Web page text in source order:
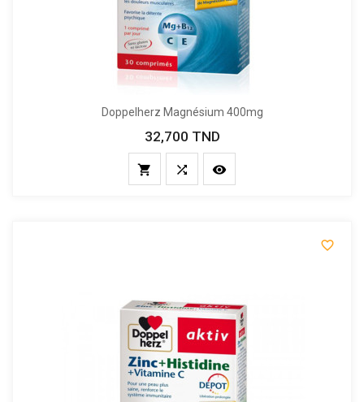
Doppelherz Magnésium 400mg
Prix
32,700 TND
  
